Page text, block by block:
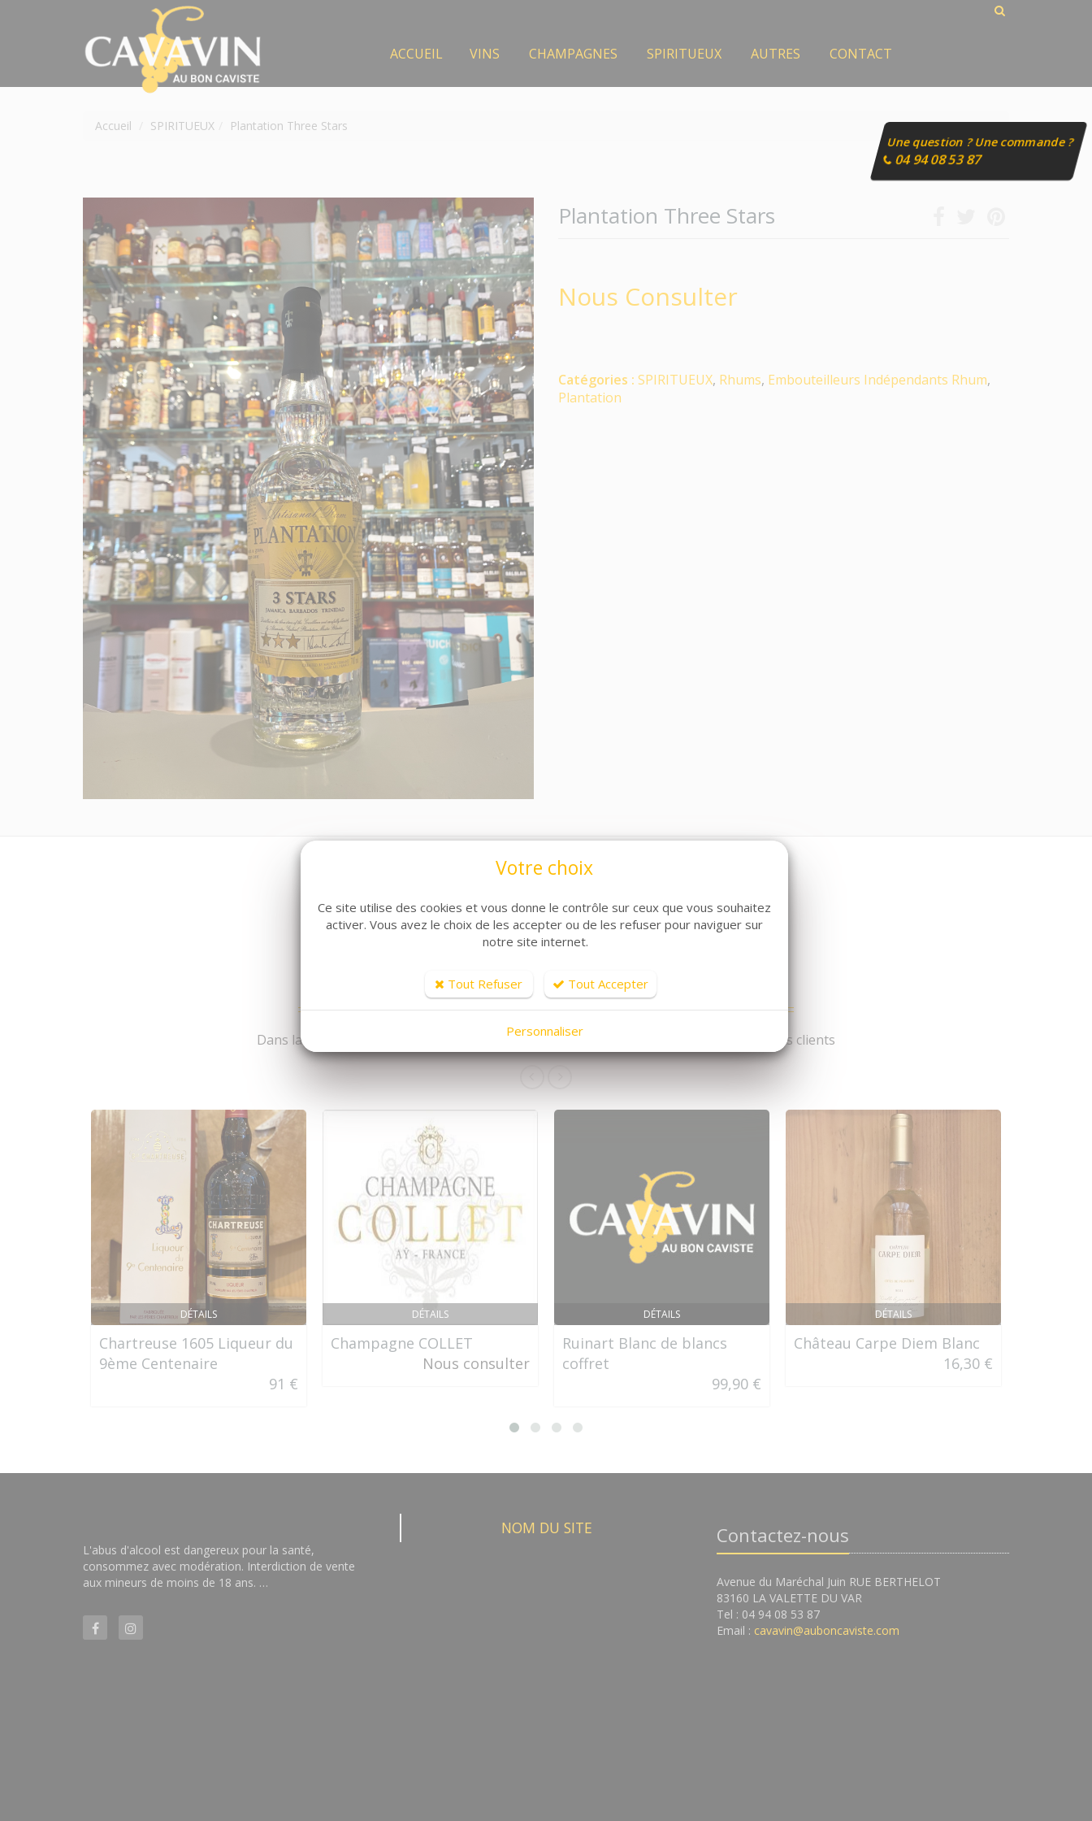
ACCUEIL VINS CHAMPAGNES SPIRITUEUX AUTRES CONTACT
Accueil SPIRITUEUX Plantation Three Stars
Plantation Three Stars
Nous Consulter
Catégories : SPIRITUEUX, Rhums, Embouteilleurs Indépendants Rhum,
Plantation
ARTICLES CONNEXES
Dans la même famille de produits, découvrez également ces produits plébiscités par nos clients
DÉTAILS
Chartreuse 1605 Liqueur du
9ème Centenaire
91 €
DÉTAILS
Champagne COLLET
Nous consulter
DÉTAILS
Ruinart Blanc de blancs
coffret
99,90 €
DÉTAILS
Château Carpe Diem Blanc
16,30 €
L'abus d'alcool est dangereux pour la santé,
consommez avec modération. Interdiction de vente
aux mineurs de moins de 18 ans. …
NOM DU SITE Contactez-nous
Avenue du Maréchal Juin RUE BERTHELOT
83160 LA VALETTE DU VAR
Tel : 04 94 08 53 87
Email : cavavin@auboncaviste.com
Une question ? Une commande ?
04 94 08 53 87
Votre choix
Ce site utilise des cookies et vous donne le contrôle sur ceux que vous souhaitez
activer. Vous avez le choix de les accepter ou de les refuser pour naviguer sur
notre site internet.
Tout Refuser Tout Accepter
Personnaliser